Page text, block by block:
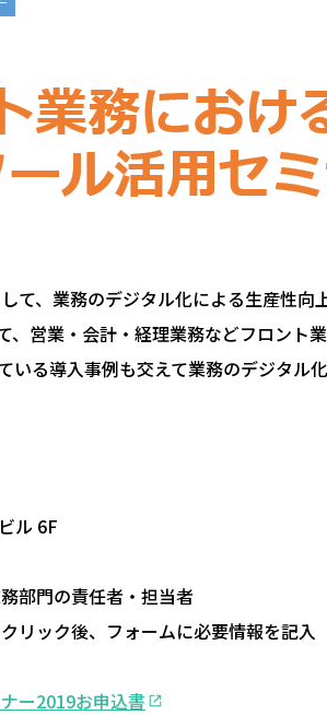
て、業務のデジタル化による生産性向
、営業・会計・経理業務などフロント
いる導入事例も交えて業務のデジタル
ル 6F
部門の責任者・担当者
リック後、フォームに必要情報を記入
ー2019お申込書